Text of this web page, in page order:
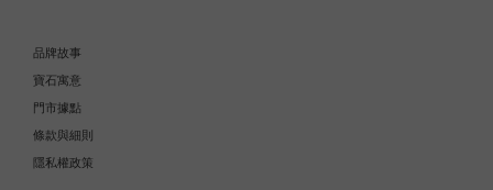
品牌故事
寶石寓意
門市據點
條款與細則
隱私權政策